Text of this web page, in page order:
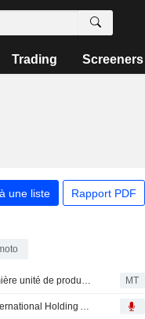
Trading Screeners
une liste Rapport PDF
Feintool ouvre sa première unité de production en Inde MT
Transcript : Feintool International Holding AG, 2025 Earnings Call, Feb 26, 2026